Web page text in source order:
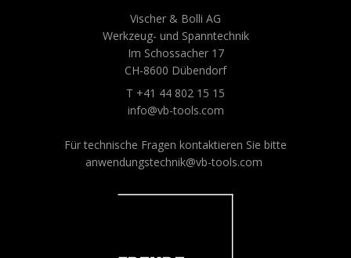
Vischer & Bolli AG
Werkzeug- und Spanntechnik
Im Schossacher 17
CH-8600 Dübendorf
T +41 44 802 15 15
info@vb-tools.com
Für technische Fragen kontaktieren Sie bitte
anwendungstechnik@vb-tools.com